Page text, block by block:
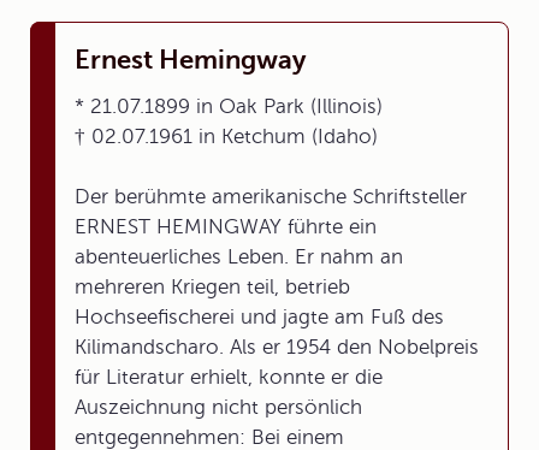
Ernest Hemingway
* 21.07.1899 in Oak Park (Illinois)
† 02.07.1961 in Ketchum (Idaho)
Der berühmte amerikanische Schriftsteller
ERNEST HEMINGWAY führte ein
abenteuerliches Leben. Er nahm an
mehreren Kriegen teil, betrieb
Hochseefischerei und jagte am Fuß des
Kilimandscharo. Als er 1954 den Nobelpreis
für Literatur erhielt, konnte er die
Auszeichnung nicht persönlich
entgegennehmen: Bei einem